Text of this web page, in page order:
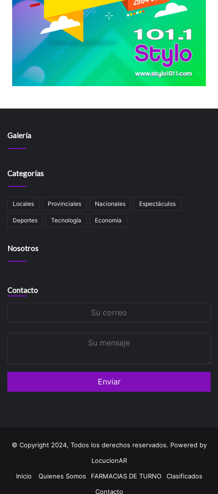
Galería
Categorías
Locales Provinciales Nacionales Espectáculos
Deportes Tecnología Economía
Nosotros
Contacto
© Copyright 2024, Todos los derechos reservados. Powered by
LocucionAR
Inicio
Quienes Somos FARMACIAS DE TURNO
Clasificados
Contacto